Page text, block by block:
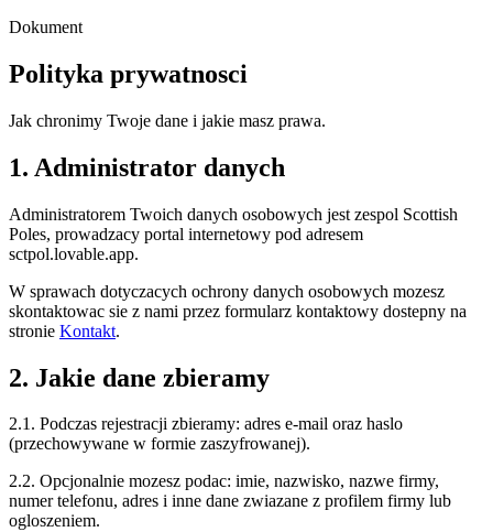
Dokument
Polityka prywatnosci
Jak chronimy Twoje dane i jakie masz prawa.
1. Administrator danych
Administratorem Twoich danych osobowych jest zespol Scottish
Poles, prowadzacy portal internetowy pod adresem
sctpol.lovable.app.
W sprawach dotyczacych ochrony danych osobowych mozesz
skontaktowac sie z nami przez formularz kontaktowy dostepny na
stronie Kontakt.
2. Jakie dane zbieramy
2.1. Podczas rejestracji zbieramy: adres e-mail oraz haslo
(przechowywane w formie zaszyfrowanej).
2.2. Opcjonalnie mozesz podac: imie, nazwisko, nazwe firmy,
numer telefonu, adres i inne dane zwiazane z profilem firmy lub
ogloszeniem.